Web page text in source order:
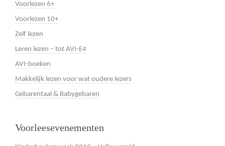
Voorlezen 6+
Voorlezen 10+
Zelf lezen
Leren lezen – tot AVI-E4
AVI-boeken
Makkelijk lezen voor wat oudere lezers
Gebarentaal & Babygebaren
Voorleesevenementen